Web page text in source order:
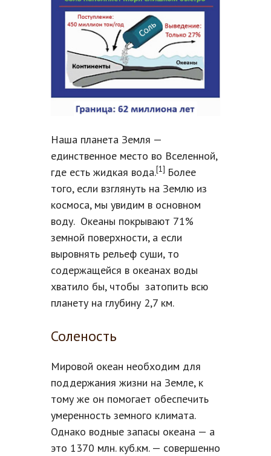
Наша планета Земля —
единственное место во Вселенной,
где есть жидкая вода.[1] Более
того, если взглянуть на Землю из
космоса, мы увидим в основном
воду. Океаны покрывают 71%
земной поверхности, а если
выровнять рельеф суши, то
содержащейся в океанах воды
хватило бы, чтобы затопить всю
планету на глубину 2,7 км.
Соленость
Мировой океан необходим для
поддержания жизни на Земле, к
тому же он помогает обеспечить
умеренность земного климата.
Однако водные запасы океана — а
это 1370 млн. куб.км. — совершенно